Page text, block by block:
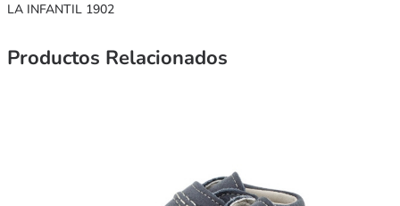
LA INFANTIL 1902
Productos Relacionados